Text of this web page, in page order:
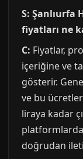
S: Şanlıurfa
fiyatları ne
C: Fiyatlar,
içeriğine ve
gösterir.
ve bu
liraya kadar
doğrudan